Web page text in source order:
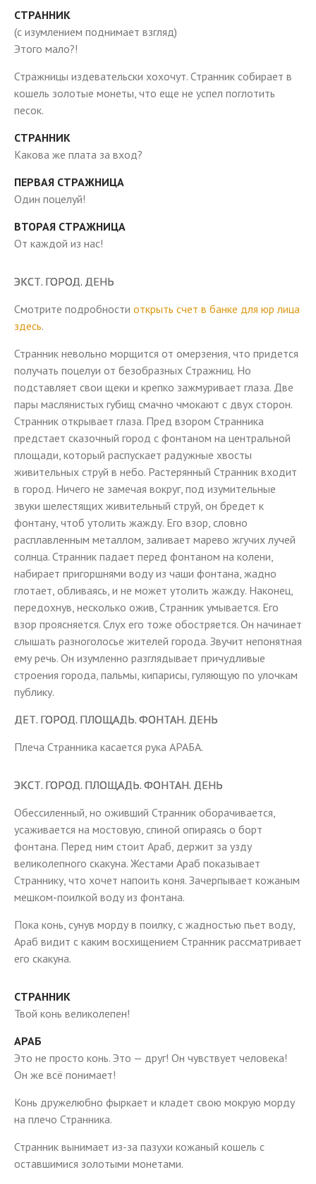
СТРАННИК
(с изумлением поднимает взгляд)
Этого мало?!
Стражницы издевательски хохочут. Странник собирает в
кошель золотые монеты, что еще не успел поглотить
песок.
СТРАННИК
Какова же плата за вход?
ПЕРВАЯ СТРАЖНИЦА
Один поцелуй!
ВТОРАЯ СТРАЖНИЦА
От каждой из нас!
ЭКСТ. ГОРОД. ДЕНЬ
Смотрите подробности открыть счет в банке для юр лица
здесь.
Странник невольно морщится от омерзения, что придется
получать поцелуи от безобразных Стражниц. Но
подставляет свои щеки и крепко зажмуривает глаза. Две
пары маслянистых губищ смачно чмокают с двух сторон.
Странник открывает глаза. Пред взором Странника
предстает сказочный город с фонтаном на центральной
площади, который распускает радужные хвосты
живительных струй в небо. Растерянный Странник входит
в город. Ничего не замечая вокруг, под изумительные
звуки шелестящих живительный струй, он бредет к
фонтану, чтоб утолить жажду. Его взор, словно
расплавленным металлом, заливает марево жгучих лучей
солнца. Странник падает перед фонтаном на колени,
набирает пригоршнями воду из чаши фонтана, жадно
глотает, обливаясь, и не может утолить жажду. Наконец,
передохнув, несколько ожив, Странник умывается. Его
взор проясняется. Слух его тоже обостряется. Он начинает
слышать разноголосье жителей города. Звучит непонятная
ему речь. Он изумленно разглядывает причудливые
строения города, пальмы, кипарисы, гуляющую по улочкам
публику.
ДЕТ. ГОРОД. ПЛОЩАДЬ. ФОНТАН. ДЕНЬ
Плеча Странника касается рука АРАБА.
ЭКСТ. ГОРОД. ПЛОЩАДЬ. ФОНТАН. ДЕНЬ
Обессиленный, но оживший Странник оборачивается,
усаживается на мостовую, спиной опираясь о борт
фонтана. Перед ним стоит Араб, держит за узду
великолепного скакуна. Жестами Араб показывает
Страннику, что хочет напоить коня. Зачерпывает кожаным
мешком-поилкой воду из фонтана.
Пока конь, сунув морду в поилку, с жадностью пьет воду,
Араб видит с каким восхищением Странник рассматривает
его скакуна.
СТРАННИК
Твой конь великолепен!
АРАБ
Это не просто конь. Это — друг! Он чувствует человека!
Он же всё понимает!
Конь дружелюбно фыркает и кладет свою мокрую морду
на плечо Странника.
Странник вынимает из-за пазухи кожаный кошель с
оставшимися золотыми монетами.